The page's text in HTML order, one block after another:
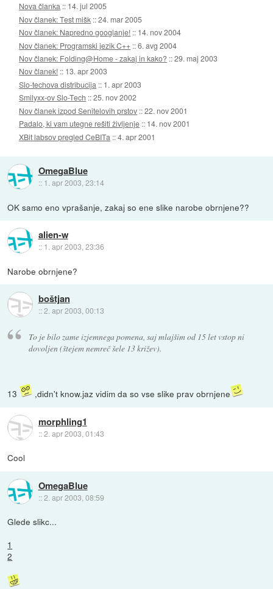
Nova članka :: 14. jul 2005
Nov članek: Test mišk ::24. mar 2005
Nov članek: Napredno googlanje! :: 14. nov 2004
Nov članek: Programski jezik C++ ::6. avg 2004
Nov članek: Folding@Home - zakaj in kako? ::29. maj 2003
Nov članek! :: 13. apr 2003
Slo-techova distribucija :: 1. apr 2003
Smilyxx-ov Slo-Tech ::25. nov 2002
Nov članek izpod Senitelovih prstov ::22. nov 2001
Padalo, ki vam utegne rešiti življenje :: 14. nov 2001
XBit labsov pregled CeBITa ::4. apr 2001
OmegaBlue
:: 1. apr 2003, 23:14
OK samo eno vprašanje, zakaj so ene slike narobe obrnjene??
alien-w
:: 1. apr 2003, 23:36
Narobe obrnjene?
boštjan
::2. apr 2003, 00:13
To je bilo zame izjemnega pomena, saj mlajšim od 15 let vstop ni
dovoljen (štejem nemreč šele 13 križev).
13 ,didn't know.jaz vidim da so vse slike prav obrnjene
morphling1
::2. apr 2003, 01:43
Cool
OmegaBlue
::2. apr 2003, 08:59
Glede slikc...
1
2